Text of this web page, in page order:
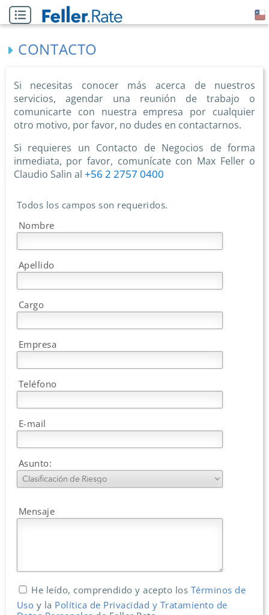
CONTACTO
Si necesitas conocer más acerca de nuestros
servicios, agendar una reunión de trabajo o
comunicarte con nuestra empresa por cualquier
otro motivo, por favor, no dudes en contactarnos.
Si requieres un Contacto de Negocios de forma
inmediata, por favor, comunícate con Max Feller o
Claudio Salin al +56 2 2757 0400
Todos los campos son requeridos.
Nombre
Apellido
Cargo
Empresa
Teléfono
E-mail
Asunto:
Mensaje
He leído, comprendido y acepto los Términos de
Uso y la Política de Privacidad y Tratamiento de